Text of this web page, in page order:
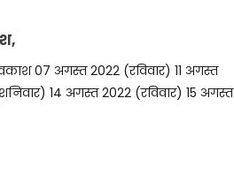
07 अगस्त 2022 (रविवार) 11 अगस्त
14 अगस्त 2022 (रविवार) 15 अगस्त